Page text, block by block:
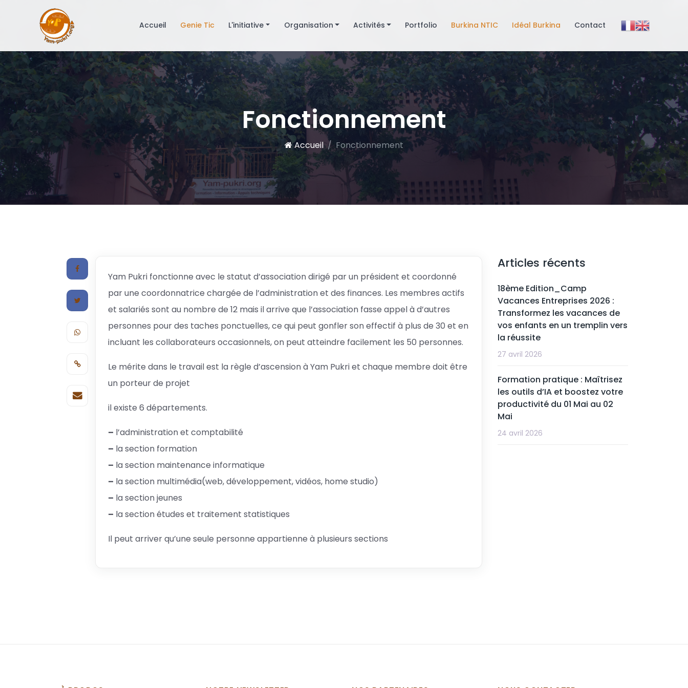
Accueil Genie Tic L'initiative Organisation Activités Portfolio Burkina NTIC Idéal Burkina Contact
Fonctionnement
Accueil Fonctionnement
Yam Pukri fonctionne avec le statut d’association dirigé par un président et coordonné
par une coordonnatrice chargée de l’administration et des finances. Les membres actifs
et salariés sont au nombre de 12 mais il arrive que l’association fasse appel à d’autres
personnes pour des taches ponctuelles, ce qui peut gonfler son effectif à plus de 30 et en
incluant les collaborateurs occasionnels, on peut atteindre facilement les 50 personnes.
Le mérite dans le travail est la règle d’ascension à Yam Pukri et chaque membre doit être
un porteur de projet
il existe 6 départements.
– l’administration et comptabilité
– la section formation
– la section maintenance informatique
– la section multimédia(web, développement, vidéos, home studio)
– la section jeunes
– la section études et traitement statistiques
Il peut arriver qu’une seule personne appartienne à plusieurs sections
Articles récents
18ème Edition_Camp
Vacances Entreprises 2026 :
Transformez les vacances de
vos enfants en un tremplin vers
la réussite
27 avril 2026
Formation pratique : Maîtrisez
les outils d’IA et boostez votre
productivité du 01 Mai au 02
Mai
24 avril 2026